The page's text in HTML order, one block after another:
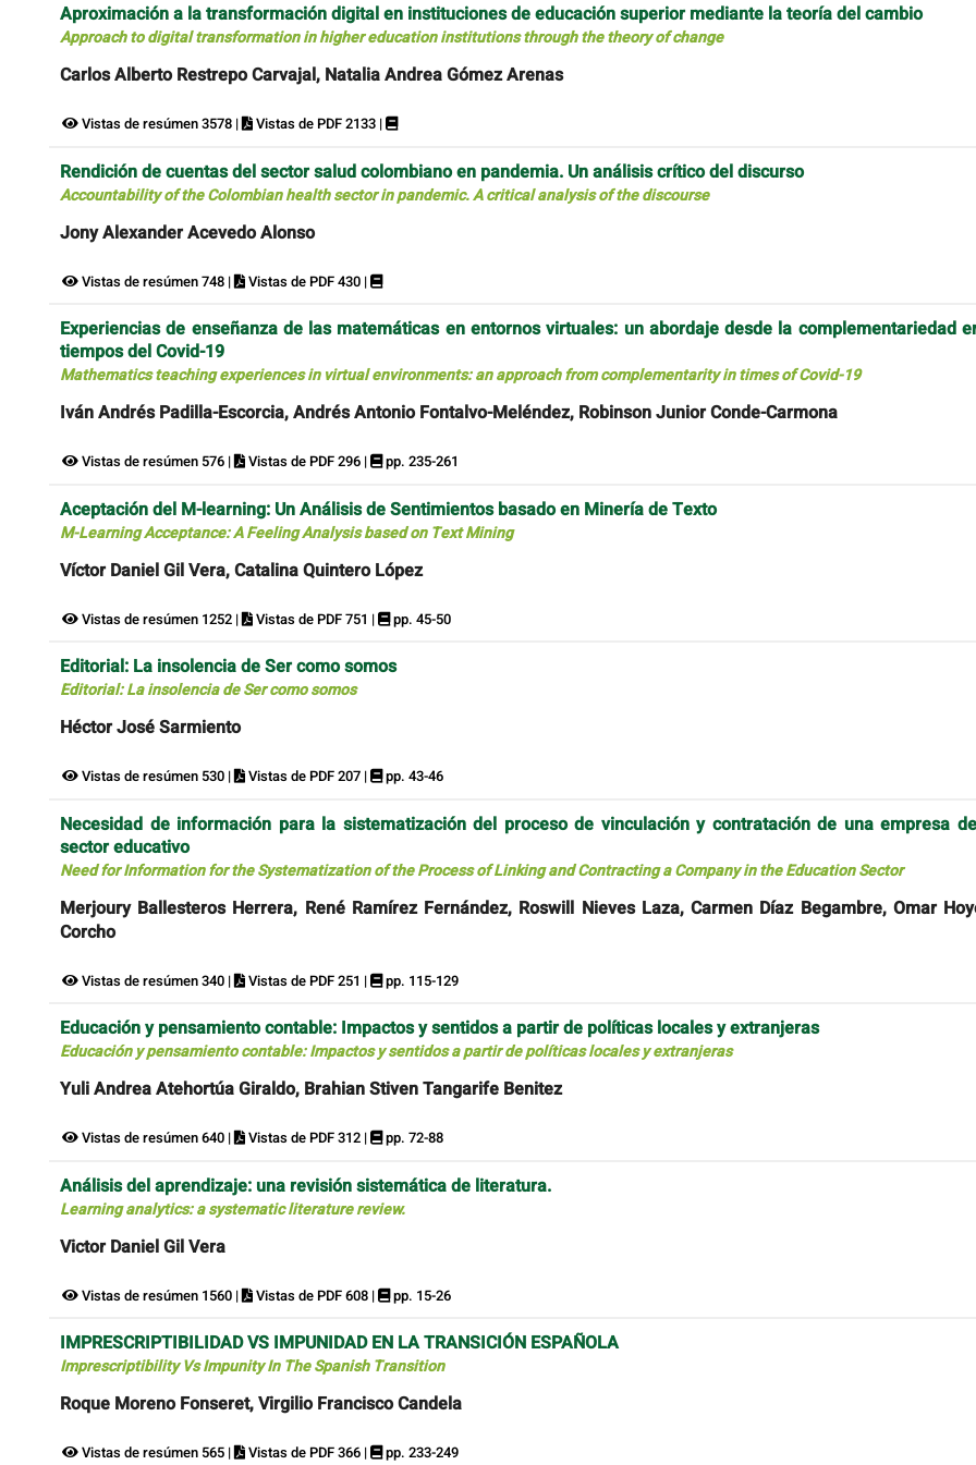
Aproximación a la transformación digital en instituciones de educación superior mediante la teoría del cambio
Approach to digital transformation in higher education institutions through the theory of change
Carlos Alberto Restrepo Carvajal, Natalia Andrea Gómez Arenas
Vistas de resúmen 3578 | Vistas de PDF 2133 |
Rendición de cuentas del sector salud colombiano en pandemia. Un análisis crítico del discurso
Accountability of the Colombian health sector in pandemic. A critical analysis of the discourse
Jony Alexander Acevedo Alonso
Vistas de resúmen 748 | Vistas de PDF 430 |
Experiencias de enseñanza de las matemáticas en entornos virtuales: un abordaje desde la complementariedad
tiempos del Covid-19
Mathematics teaching experiences in virtual environments: an approach from complementarity in times of Covid-19
Iván Andrés Padilla-Escorcia, Andrés Antonio Fontalvo-Meléndez, Robinson Junior Conde-Carmona
Vistas de resúmen 576 | Vistas de PDF 296 | pp. 235-261
Aceptación del M-learning: Un Análisis de Sentimientos basado en Minería de Texto
M-Learning Acceptance: A Feeling Analysis based on Text Mining
Víctor Daniel Gil Vera, Catalina Quintero López
Vistas de resúmen 1252 | Vistas de PDF 751 | pp. 45-50
Editorial: La insolencia de Ser como somos
Editorial: La insolencia de Ser como somos
Héctor José Sarmiento
Vistas de resúmen 530 | Vistas de PDF 207 | pp. 43-46
Necesidad de información para la sistematización del proceso de vinculación y contratación de una empresa
sector educativo
Need for Information for the Systematization of the Process of Linking and Contracting a Company in the Education Sector
Merjoury Ballesteros Herrera, René Ramírez Fernández, Roswill Nieves Laza, Carmen Díaz Begambre, Omar
Corcho
Vistas de resúmen 340 | Vistas de PDF 251 | pp. 115-129
Educación y pensamiento contable: Impactos y sentidos a partir de políticas locales y extranjeras
Educación y pensamiento contable: Impactos y sentidos a partir de políticas locales y extranjeras
Yuli Andrea Atehortúa Giraldo, Brahian Stiven Tangarife Benitez
Vistas de resúmen 640 | Vistas de PDF 312 | pp. 72-88
Análisis del aprendizaje: una revisión sistemática de literatura.
Learning analytics: a systematic literature review.
Victor Daniel Gil Vera
Vistas de resúmen 1560 | Vistas de PDF 608 | pp. 15-26
IMPRESCRIPTIBILIDAD VS IMPUNIDAD EN LA TRANSICIÓN ESPAÑOLA
Imprescriptibility Vs Impunity In The Spanish Transition
Roque Moreno Fonseret, Virgilio Francisco Candela
Vistas de resúmen 565 | Vistas de PDF 366 | pp. 233-249